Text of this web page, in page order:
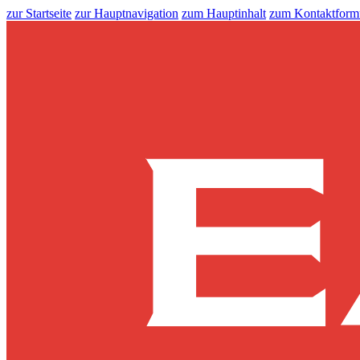
zur Startseite zur Hauptnavigation zum Hauptinhalt zum